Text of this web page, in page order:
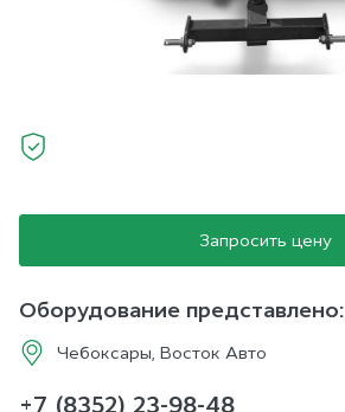
Запросить цену
Оборудование представлено:
Чебоксары, Восток Авто
+7 (8352) 23-98-48